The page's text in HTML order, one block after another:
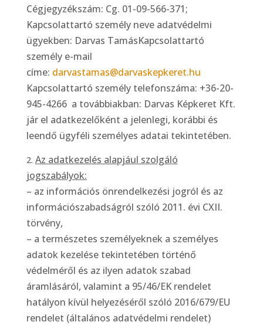
Cégjegyzékszám: Cg. 01-09-566-371;
Kapcsolattartó személy neve adatvédelmi
ügyekben: Darvas TamásKapcsolattartó
személy e-mail
címe: darvastamas@darvaskepkeret.hu
Kapcsolattartó személy telefonszáma: +36-20-
945-4266 a továbbiakban: Darvas Képkeret Kft.
jár el adatkezelőként a jelenlegi, korábbi és
leendő ügyféli személyes adatai tekintetében.
Az adatkezelés alapjául szolgáló
jogszabályok:
– az információs önrendelkezési jogról és az
információszabadságról szóló 2011. évi CXII.
törvény,
– a természetes személyeknek a személyes
adatok kezelése tekintetében történő
védelméről és az ilyen adatok szabad
áramlásáról, valamint a 95/46/EK rendelet
hatályon kívül helyezéséről szóló 2016/679/EU
rendelet (általános adatvédelmi rendelet)